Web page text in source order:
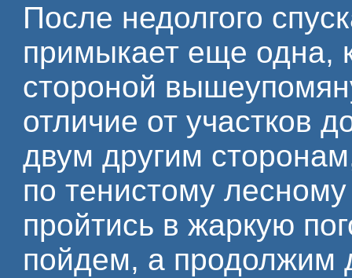
После недолгого
примыкает еще одна,
стороной
отличие от участков
двум другим
по тенистому
пройтись в жаркую
пойдем, а продолжим